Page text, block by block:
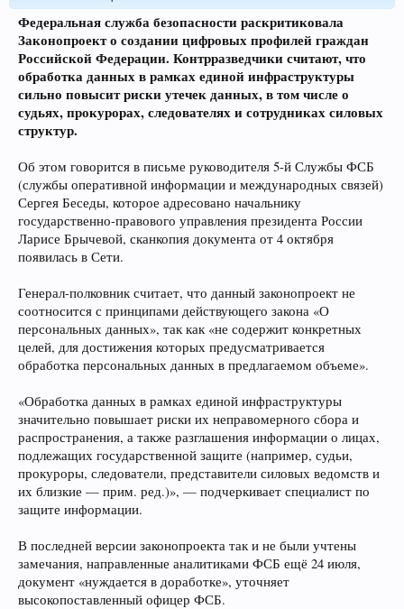
Федеральная служба безопасности раскритиковала
Законопроект о создании цифровых профилей граждан
Российской Федерации. Контрразведчики считают, что
обработка данных в рамках единой инфраструктуры
сильно повысит риски утечек данных, в том числе о
судьях, прокурорах, следователях и сотрудниках силовых
структур.
Об этом говорится в письме руководителя 5-й Службы ФСБ
(службы оперативной информации и международных связей)
Сергея Беседы, которое адресовано начальнику
государственно-правового управления президента России
Ларисе Брычевой, сканкопия документа от 4 октября
появилась в Сети.
Генерал-полковник считает, что данный законопроект не
соотносится с принципами действующего закона «О
персональных данных», так как «не содержит конкретных
целей, для достижения которых предусматривается
обработка персональных данных в предлагаемом объеме».
«Обработка данных в рамках единой инфраструктуры
значительно повышает риски их неправомерного сбора и
распространения, а также разглашения информации о лицах,
подлежащих государственной защите (например, судьи,
прокуроры, следователи, представители силовых ведомств и
их близкие — прим. ред.)», — подчеркивает специалист по
защите информации.
В последней версии законопроекта так и не были учтены
замечания, направленные аналитиками ФСБ ещё 24 июля,
документ «нуждается в доработке», уточняет
высокопоставленный офицер ФСБ.